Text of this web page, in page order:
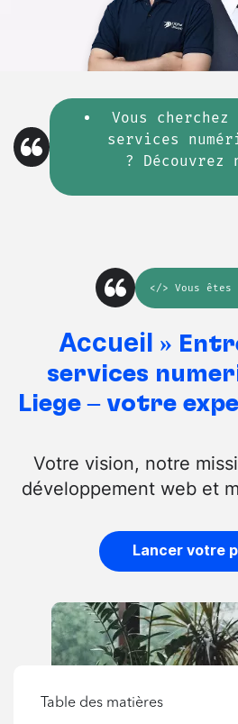
Vous
services
? Découvrez
</> Vous
Accueil »
services
Liège – votre
Votre vision, notre
développement web et
Lancer votre
Table des matières